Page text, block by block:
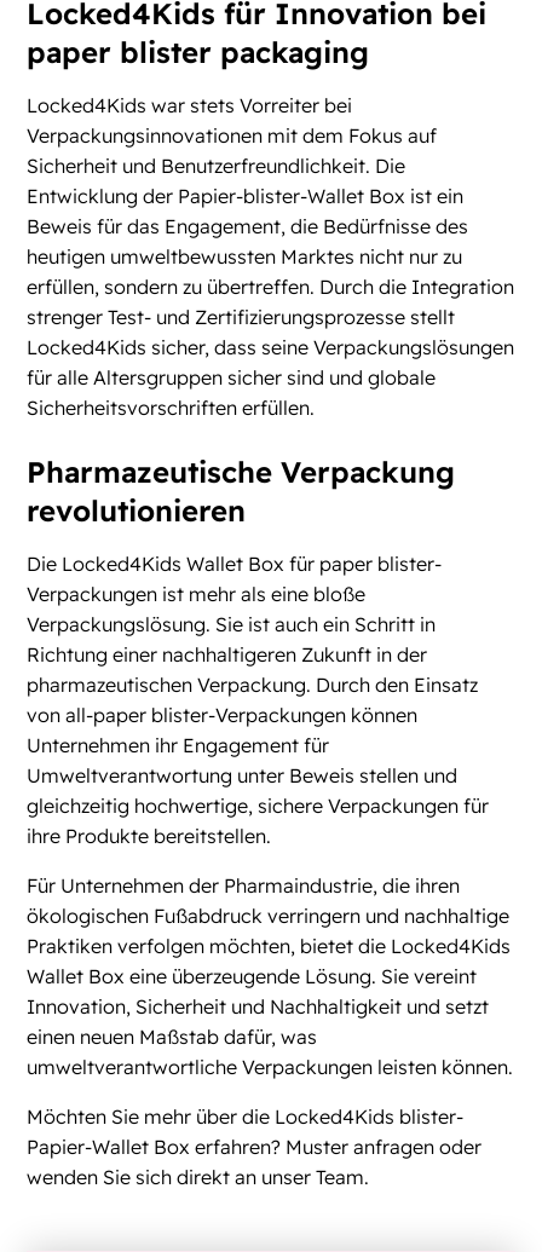
Locked4Kids für Innovation bei
paper blister packaging
Locked4Kids war stets Vorreiter bei
Verpackungsinnovationen mit dem Fokus auf
Sicherheit und Benutzerfreundlichkeit. Die
Entwicklung der Papier-blister-Wallet Box ist ein
Beweis für das Engagement, die Bedürfnisse des
heutigen umweltbewussten Marktes nicht nur zu
erfüllen, sondern zu übertreffen. Durch die Integration
strenger Test- und Zertifizierungsprozesse stellt
Locked4Kids sicher, dass seine Verpackungslösungen
für alle Altersgruppen sicher sind und globale
Sicherheitsvorschriften erfüllen.
Pharmazeutische Verpackung
revolutionieren
Die Locked4Kids Wallet Box für paper blister-
Verpackungen ist mehr als eine bloße
Verpackungslösung. Sie ist auch ein Schritt in
Richtung einer nachhaltigeren Zukunft in der
pharmazeutischen Verpackung. Durch den Einsatz
von all-paper blister-Verpackungen können
Unternehmen ihr Engagement für
Umweltverantwortung unter Beweis stellen und
gleichzeitig hochwertige, sichere Verpackungen für
ihre Produkte bereitstellen.
Für Unternehmen der Pharmaindustrie, die ihren
ökologischen Fußabdruck verringern und nachhaltige
Praktiken verfolgen möchten, bietet die Locked4Kids
Wallet Box eine überzeugende Lösung. Sie vereint
Innovation, Sicherheit und Nachhaltigkeit und setzt
einen neuen Maßstab dafür, was
umweltverantwortliche Verpackungen leisten können.
Möchten Sie mehr über die Locked4Kids blister-
Papier-Wallet Box erfahren? Muster anfragen oder
wenden Sie sich direkt an unser Team.